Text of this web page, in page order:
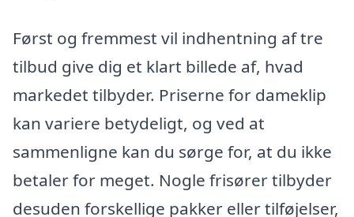
Først og fremmest vil indhentning af tre
tilbud give dig et klart billede af, hvad
markedet tilbyder. Priserne for dameklip
kan variere betydeligt, og ved at
sammenligne kan du sørge for, at du ikke
betaler for meget. Nogle frisører tilbyder
desuden forskellige pakker eller tilføjelser,